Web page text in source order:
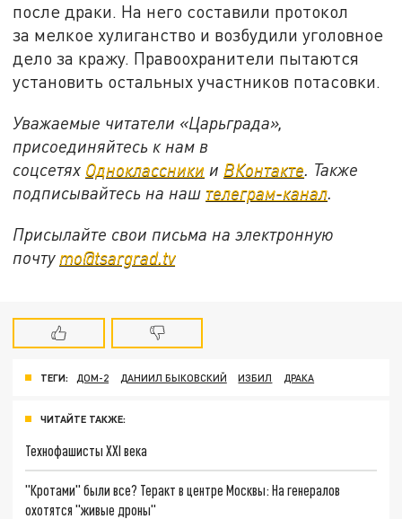
после драки. На него составили протокол
за мелкое хулиганство и возбудили уголовное
дело за кражу. Правоохранители пытаются
установить остальных участников потасовки.
Уважаемые читатели «Царьграда»,
присоединяйтесь к нам в
соцсетях Одноклассники и ВКонтакте. Также
подписывайтесь на наш телеграм-канал.
Присылайте свои письма на электронную
почту mo@tsargrad.tv
ТЕГИ: ДОМ-2 ДАНИИЛ БЫКОВСКИЙ ИЗБИЛ ДРАКА
ЧИТАЙТЕ ТАКЖЕ:
Технофашисты XXI века
"Кротами" были все? Теракт в центре Москвы: На генералов
охотятся "живые дроны"